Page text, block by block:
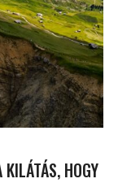
KILÁTÁS, HOGY